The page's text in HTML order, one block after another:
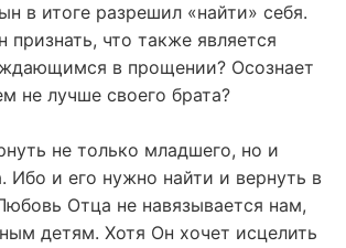
в итоге разрешил «найти» себя.
признать, что также является
в прощении? Осознает
не лучше своего брата?
не только младшего, но и
Ибо и его нужно найти и вернуть в
Отца не навязывается нам,
детям. Хотя Он хочет исцелить